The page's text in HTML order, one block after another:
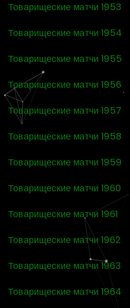
Товарищеские матчи 1953
Товарищеские матчи 1954
Товарищеские матчи 1955
Товарищеские матчи 1956
Товарищеские матчи 1957
Товарищеские матчи 1958
Товарищеские матчи 1959
Товарищеские матчи 1960
Товарищеские матчи 1961
Товарищеские матчи 1962
Товарищеские матчи 1963
Товарищеские матчи 1964